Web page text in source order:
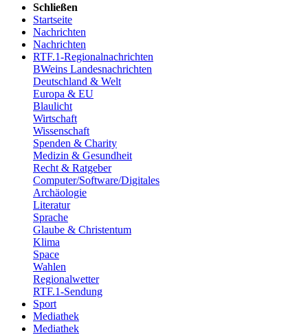
Schließen
Startseite
Nachrichten
Nachrichten
RTF.1-Regionalnachrichten
BWeins Landesnachrichten
Deutschland & Welt
Europa & EU
Blaulicht
Wirtschaft
Wissenschaft
Spenden & Charity
Medizin & Gesundheit
Recht & Ratgeber
Computer/Software/Digitales
Archäologie
Literatur
Sprache
Glaube & Christentum
Klima
Space
Wahlen
Regionalwetter
RTF.1-Sendung
Sport
Mediathek
Mediathek